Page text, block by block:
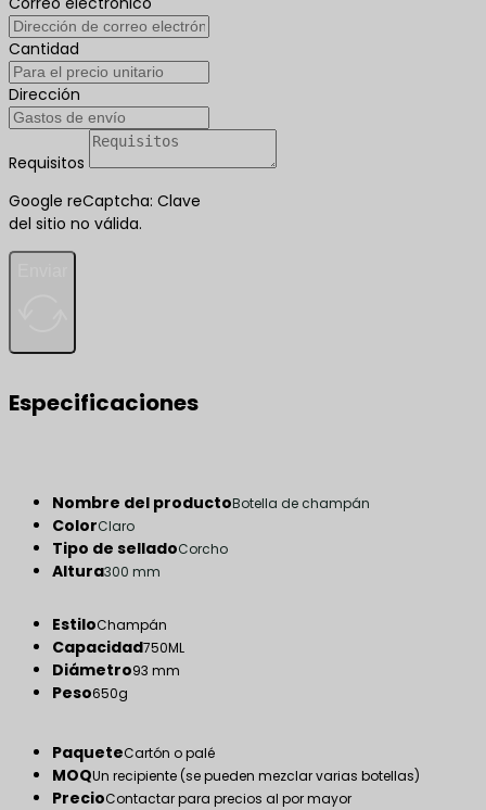
Cantidad
Dirección
Requisitos
Google reCaptcha: Clave
del sitio no válida.
Especificaciones
Nombre del productoBotella de champán
ColorClaro
Tipo de selladoCorcho
Altura300 mm
EstiloChampán
Capacidad750ML
Diámetro93 mm
Peso650g
PaqueteCartón o palé
MOQUn recipiente (se pueden mezclar varias botellas)
PrecioContactar para precios al por mayor